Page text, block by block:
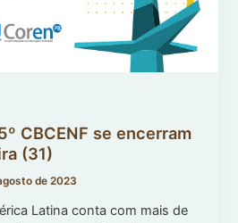
CBCENF se encerram
(31)
de 2023
Latina conta com mais de